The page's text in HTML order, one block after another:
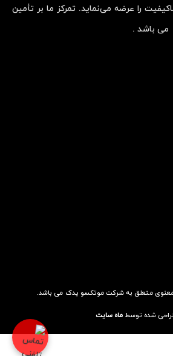
را عرضه می‌نماید. تمرکز ما بر تأمین
می باشد .
متعلق به شرکت موتکسو یدک می باشد.
شده توسطماه سایت